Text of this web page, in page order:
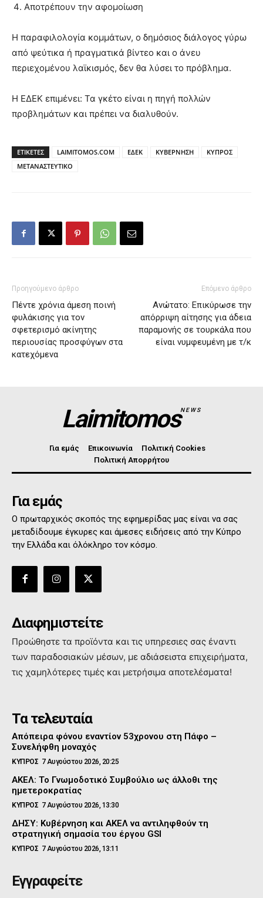
Αποτρέπουν την αφομοίωση
Η παραφιλολογία κομμάτων, ο δημόσιος διάλογος γύρω
από ψεύτικα ή πραγματικά βίντεο και ο άνευ
περιεχομένου λαϊκισμός, δεν θα λύσει το πρόβλημα.
Η ΕΔΕΚ επιμένει: Τα γκέτο είναι η πηγή πολλών
προβλημάτων και πρέπει να διαλυθούν.
ΕΤΙΚΕΤΕΣ LAIMITOMOS.COM ΕΔΕΚ ΚΥΒΕΡΝΗΣΗ
ΚΥΠΡΟΣ
ΜΕΤΑΝΑΣΤΕΥΤΙΚΟ
Προηγούμενο άρθρο
Πέντε χρόνια άμεση ποινή
φυλάκισης για τον
σφετερισμό ακίνητης
περιουσίας προσφύγων στα
κατεχόμενα
Επόμενο άρθρο
Ανώτατο: Επικύρωσε την
απόρριψη αίτησης για άδεια
παραμονής σε τουρκάλα που
είναι νυμφευμένη με τ/κ
LaimitomosNEWS
Για εμάς Επικοινωνία
Πολιτική Cookies
Πολιτική Απορρήτου
Για εμάς
Ο πρωταρχικός σκοπός της εφημερίδας μας είναι να σας
μεταδίδουμε έγκυρες και άμεσες ειδήσεις από την Κύπρο
την Ελλάδα και όλόκληρο τον κόσμο.
Διαφημιστείτε
Προώθηστε τα προϊόντα και τις υπηρεσιες σας έναντι
των παραδοσιακών μέσων, με αδιάσειστα επιχειρήματα,
τις χαμηλότερες τιμές και μετρήσιμα αποτελέσματα!
Τα τελευταία
Απόπειρα φόνου εναντίον 53χρονου στη Πάφο –
Συνελήφθη μοναχός
ΚΥΠΡΟΣ 7 Αυγούστου 2026, 20:25
ΑΚΕΛ: Το Γνωμοδοτικό Συμβούλιο ως άλλοθι της
ημετεροκρατίας
ΚΥΠΡΟΣ 7 Αυγούστου 2026, 13:30
ΔΗΣΥ: Κυβέρνηση και ΑΚΕΛ να αντιληφθούν τη
στρατηγική σημασία του έργου GSI
ΚΥΠΡΟΣ 7 Αυγούστου 2026, 13:11
Εγγραφείτε